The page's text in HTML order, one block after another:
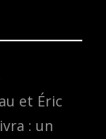
et Éric
: un